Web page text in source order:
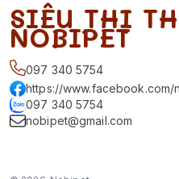
SIÊU THỊ
NOBIPET
097 340 5754
https://www.facebook.com/
097 340 5754
nobipet@gmail.com